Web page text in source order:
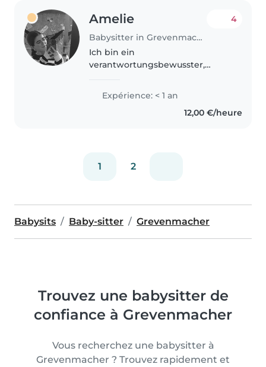
Amelie
Babysitter in Grevenmacher
4
Ich bin ein
verantwortungsbewusster,
junger Mensch, der Spaß daran
hat, mit Kindern aller
Altersgruppen - von Babys bis
Expérience: < 1 an
12,00 €/heure
1 2
Babysits Baby-sitter Grevenmacher
Trouvez une babysitter de
confiance à Grevenmacher
Vous recherchez une babysitter à
Grevenmacher ? Trouvez rapidement et